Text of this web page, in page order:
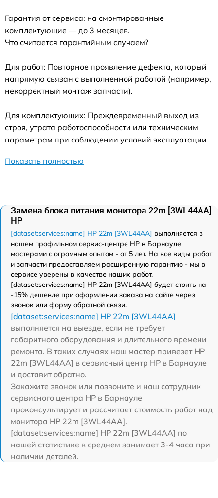
Гарантия от сервиса: на смонтированные
комплектующие — до 3 месяцев.
Что считается гарантийным случаем?
Для работ: Повторное проявление дефекта, который
напрямую связан с выполненной работой (например,
некорректный монтаж запчасти).
Для комплектующих: Преждевременный выход из
строя, утрата работоспособности или техническим
параметрам при соблюдении условий эксплуатации.
Показать полностью
Замена блока питания монитора 22m [3WL44AA]
HP
[dataset:services:name] HP 22m [3WL44AA] выполняется в
нашем профильном сервис-центре HP в Барнауле
мастерами с огромным опытом - от 5 лет. На все виды работ
и запчасти предоставляем расширенную гарантию - мы в
сервисе уверены в качестве наших работ.
[dataset:services:name] HP 22m [3WL44AA] будет стоить на
-15% дешевле при оформлении заказа на сайте через
звонок или форму обратной связи.
[dataset:services:name] HP 22m [3WL44AA]
выполняется на выезде, если не требует
габаритного оборудования и длительного времени
ремонта. В таких случаях наш мастер привезет HP
22m [3WL44AA] в сервисный центр HP в Барнауле
и доставит обратно.
Закажите звонок или позвоните и наш сотрудник
сервисного центра HP в Барнауле
проконсультирует и рассчитает стоимость работ над
монитора HP 22m [3WL44AA].
[dataset:services:name] HP 22m [3WL44AA] по
нашей статистике в среднем занимает 3-4 часа при
наличии деталей.